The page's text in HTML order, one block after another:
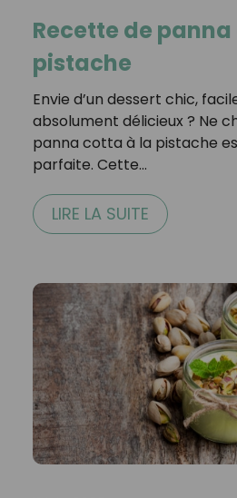
Recette de
pistache
Envie d’un dessert chic,
absolument délicieux ? Ne
panna cotta à la pistache
parfaite. Cette…
LIRE LA SUITE